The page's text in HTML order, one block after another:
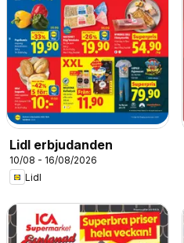
Lidl erbjudanden
10/08 - 16/08/2026
Lidl